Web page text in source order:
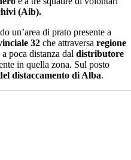
(Aib).
un’area di prato presente a
32 che attraversa regione
poca distanza dal distributore
in quella zona. Sul posto
distaccamento di Alba.